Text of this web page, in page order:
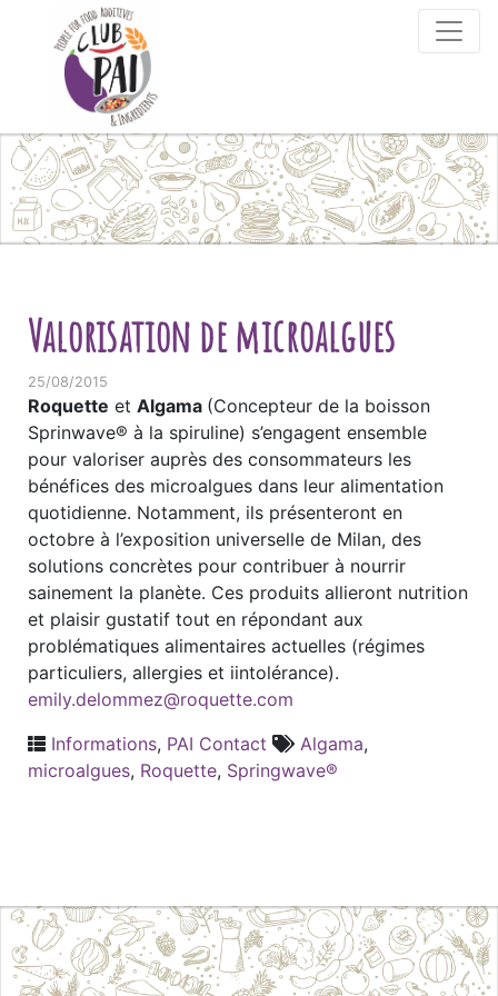
Skip to content
Valorisation de microalgues
25/08/2015
Roquette et Algama (Concepteur de la boisson
Sprinwave® à la spiruline) s’engagent ensemble
pour valoriser auprès des consommateurs les
bénéfices des microalgues dans leur alimentation
quotidienne. Notamment, ils présenteront en
octobre à l’exposition universelle de Milan, des
solutions concrètes pour contribuer à nourrir
sainement la planète. Ces produits allieront nutrition
et plaisir gustatif tout en répondant aux
problématiques alimentaires actuelles (régimes
particuliers, allergies et iintolérance).
emily.delommez@roquette.com
Informations, PAI Contact Algama,
microalgues, Roquette, Springwave®